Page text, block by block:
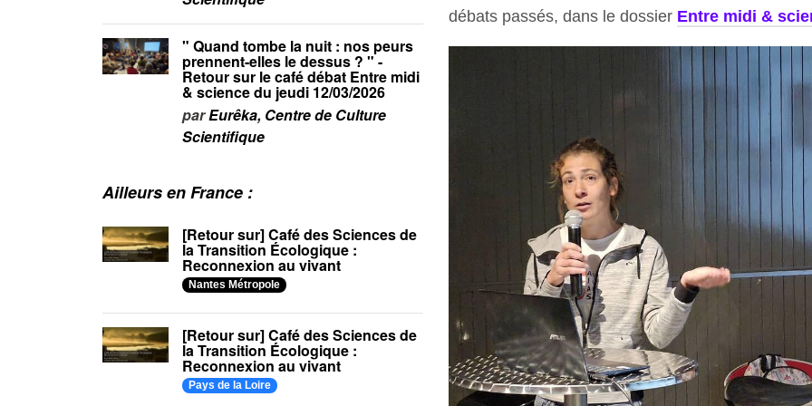
débats passés, dans le dossier Entre midi &
" Quand tombe la nuit : nos peurs
prennent-elles le dessus ? " -
Retour sur le café débat Entre midi
& science du jeudi 12/03/2026
parEurêka, Centre de Culture
Scientifique
Ailleurs en France :
[Retour sur] Café des Sciences de
la Transition Écologique :
Reconnexion au vivant
Nantes Métropole
[Retour sur] Café des Sciences de
la Transition Écologique :
Reconnexion au vivant
Pays de la Loire